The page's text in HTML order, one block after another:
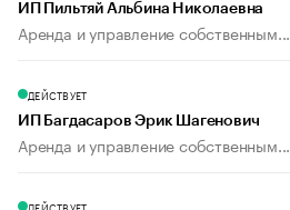
ИП Пильтяй Альбина Николаевна
Аренда и управление собственным...
ДЕЙСТВУЕТ
ИП Багдасаров Эрик Шагенович
Аренда и управление собственным...